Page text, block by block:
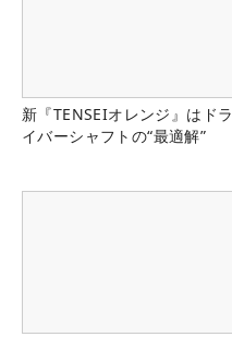
新『TENSEIオレンジ』はドラ
イバーシャフトの“最適解”